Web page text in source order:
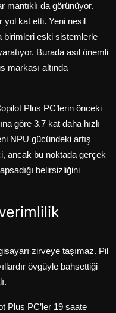
mantıklı da görünüyor.
yol kat etti. Yeni nesil
birimleri eski sistemlerle
Burada asıl önemli
markası altında
Plus PC’lerin önceki
göre 3.7 kat daha hızlı
NPU gücündeki artış
ancak bu noktada gerçek
belirsizliğini
zirveye taşımaz. Pil
övgüyle bahsettiği
Plus PC’ler 19 saate